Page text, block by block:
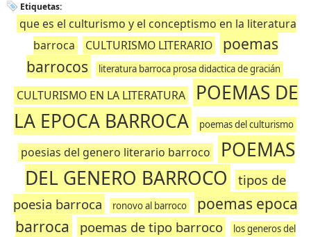
Etiquetas:
que es el culturismo y el conceptismo en la literatura
barroca
CULTURISMO LITERARIO
poemas
barrocos
literatura barroca prosa didactica de gracián
CULTURISMO EN LA LITERATURA
POEMAS DE
LA EPOCA BARROCA
poemas del culturismo
poesias del genero literario barroco
POEMAS
DEL GENERO BARROCO
tipos de
poesia barroca
ronovo al barroco
poemas epoca
barroca
poemas de tipo barroco
los generos del